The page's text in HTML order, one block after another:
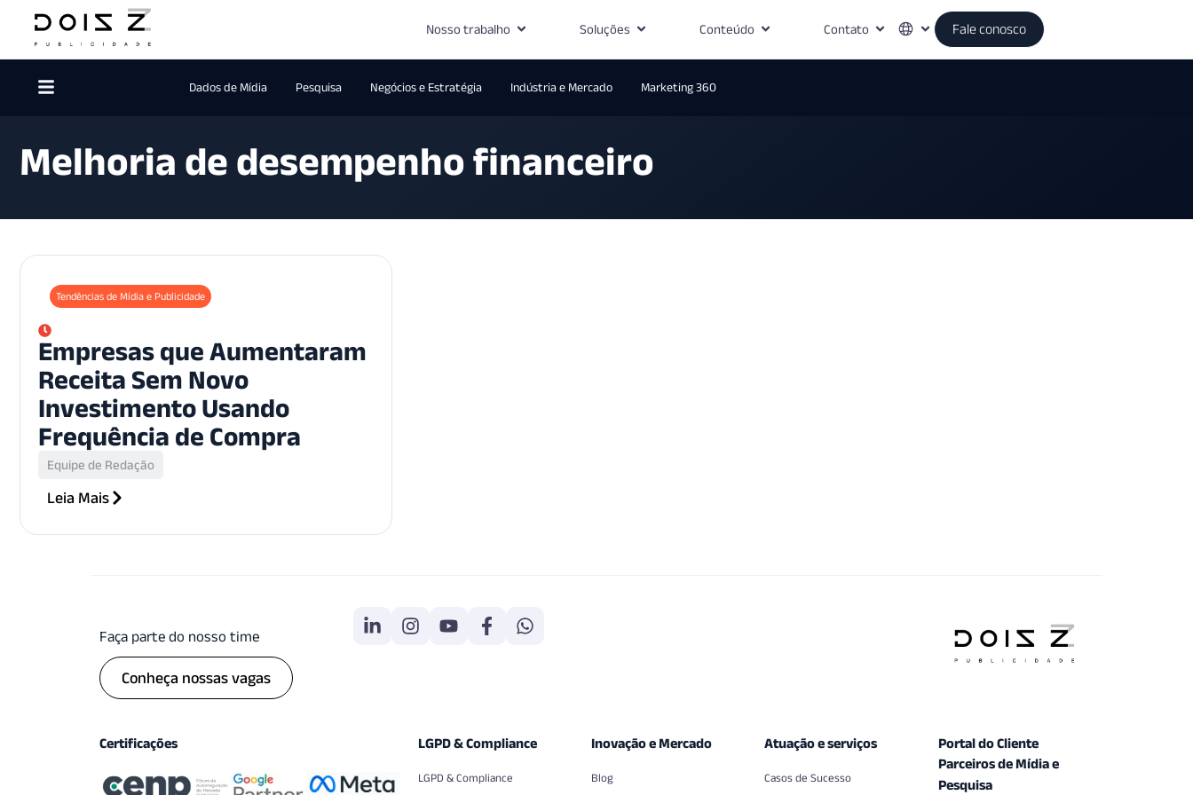
Nosso trabalho Soluções Conteúdo Contato Fale conosco
Dados de Mídia Pesquisa Negócios e Estratégia Indústria e Mercado Marketing 360
Melhoria de desempenho financeiro
Tendências de Mídia e Publicidade
Empresas que Aumentaram
Receita Sem Novo
Investimento Usando
Frequência de Compra
Equipe de Redação
Leia Mais
Faça parte do nosso time
Conheça nossas vagas
Certificações LGPD & Compliance
LGPD & Compliance
Inovação e Mercado
Blog
Atuação e serviços
Casos de Sucesso
Portal do Cliente
Parceiros de Mídia e
Pesquisa